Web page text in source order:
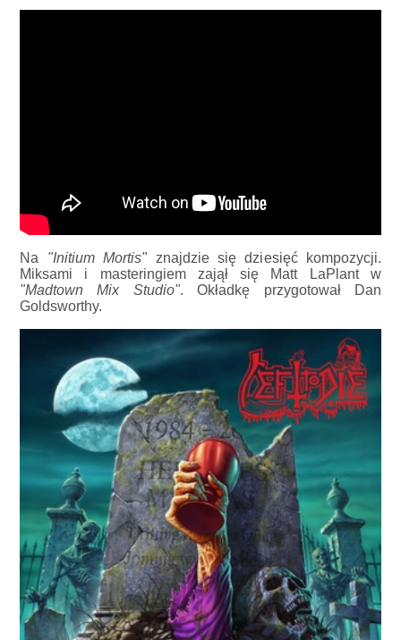
Na "Initium Mortis"znajdzie się dziesięć kompozycji.
Miksami i masteringiem zajął się Matt LaPlant w
"Madtown Mix Studio". Okładkę przygotował Dan
Goldsworthy.